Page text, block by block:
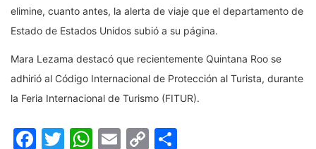
elimine, cuanto antes, la alerta de viaje que el departamento de
Estado de Estados Unidos subió a su página.
Mara Lezama destacó que recientemente Quintana Roo se
adhirió al Código Internacional de Protección al Turista, durante
la Feria Internacional de Turismo (FITUR).
Facebook
Twitter
WhatsApp
Email
Copy